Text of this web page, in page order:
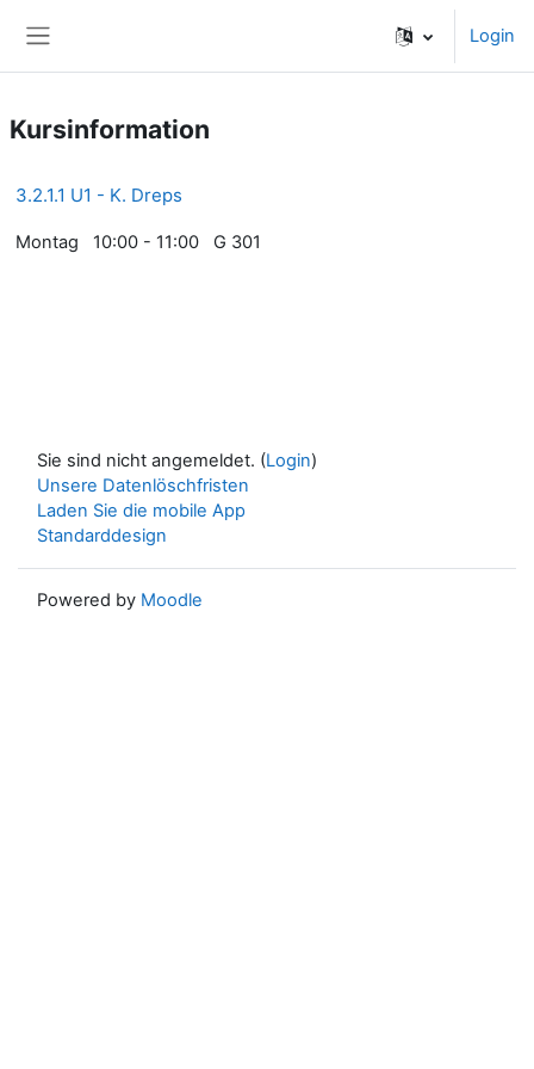
Login
Kursinformation
3.2.1.1 U1 - K. Dreps
Montag 10:00 - 11:00 G 301
Sie sind nicht angemeldet. (Login)
Unsere Datenlöschfristen
Laden Sie die mobile App
Standarddesign
Powered by Moodle